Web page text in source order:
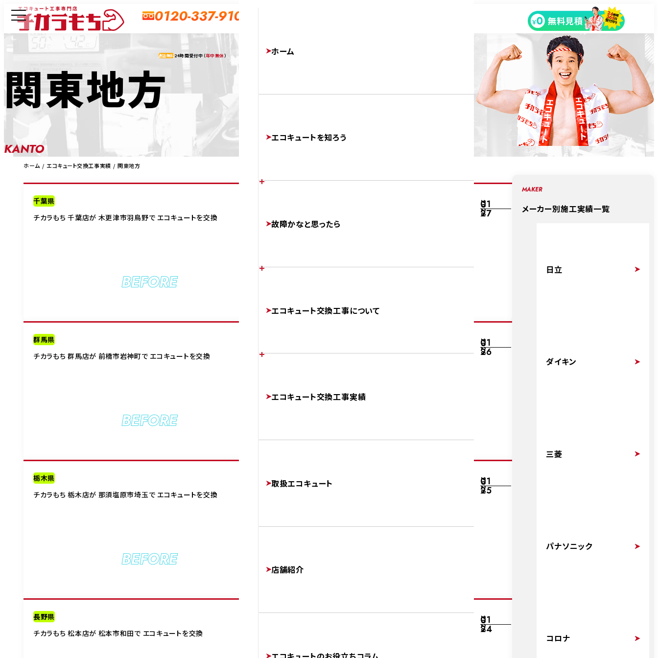
0120-337-910
通話無料24時間受付中（年中無休） ホーム
エコキュートを知ろう
CHOOSE
故障かなと思ったら
BETTER
エコキュート交換工事について
FLOW
エコキュート交換工事実績
取扱エコキュート
店舗紹介
関東地方
KANTO
ホーム エコキュート交換工事実績 関東地方
千葉県
チカラもち 千葉店が 木更津市羽鳥野で エコキュートを交換
2026
01
27
BEFORE
群馬県
チカラもち 群馬店が 前橋市岩神町で エコキュートを交換
2026
01
26
BEFORE
栃木県
チカラもち 栃木店が 那須塩原市埼玉で エコキュートを交換
2026
01
25
BEFORE
長野県
チカラもち 松本店が 松本市和田で エコキュートを交換
2026
01
24
MAKER
メーカー別施工実績一覧
日立
ダイキン
三菱
パナソニック
コロナ